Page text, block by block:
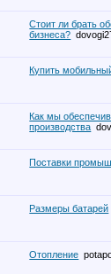
Стоит ли брать
бизнеса?
Купить
Как мы
производства
Поставки
Размеры батарей
Отопление